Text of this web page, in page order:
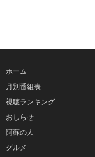
ホーム
月別番組表
視聴ランキング
おしらせ
阿蘇の人
グルメ